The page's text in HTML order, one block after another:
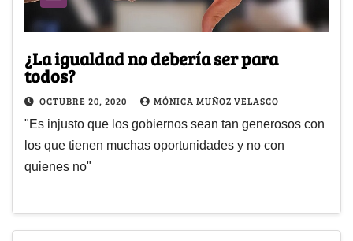
¿La igualdad no debería ser para
todos?
OCTUBRE 20, 2020 MÓNICA MUÑOZ VELASCO
"Es injusto que los gobiernos sean tan generosos con
los que tienen muchas oportunidades y no con
quienes no"